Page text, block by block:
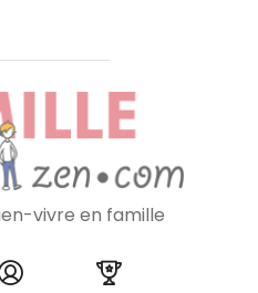
la newsletter
vivre en famille
content